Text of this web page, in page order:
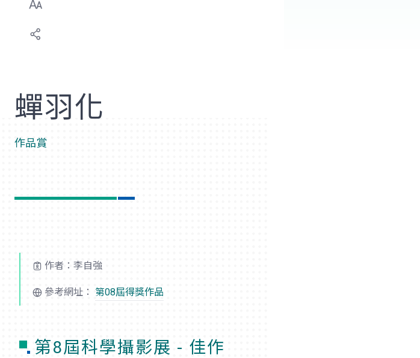
選
喜
蟬羽化
作品賞
作者：李自強
參考網址： 第08屆得獎作品
第8屆科學攝影展 - 佳作